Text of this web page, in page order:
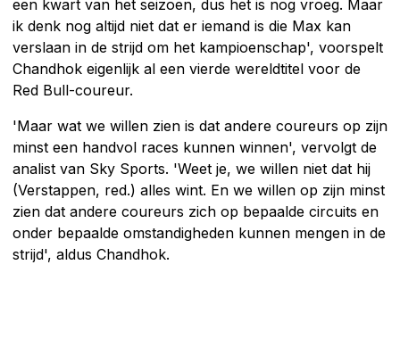
een kwart van het seizoen, dus het is nog vroeg. Maar
ik denk nog altijd niet dat er iemand is die Max kan
verslaan in de strijd om het kampioenschap', voorspelt
Chandhok eigenlijk al een vierde wereldtitel voor de
Red Bull-coureur.
'Maar wat we willen zien is dat andere coureurs op zijn
minst een handvol races kunnen winnen', vervolgt de
analist van Sky Sports. 'Weet je, we willen niet dat hij
(Verstappen, red.) alles wint. En we willen op zijn minst
zien dat andere coureurs zich op bepaalde circuits en
onder bepaalde omstandigheden kunnen mengen in de
strijd', aldus Chandhok.